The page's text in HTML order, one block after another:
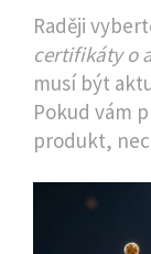
Raději
certifikáty o
musí být
Pokud vám
produkt,